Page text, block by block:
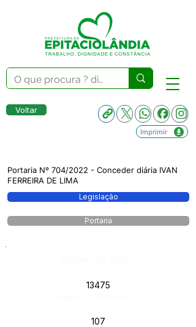
Voltar
Imprimir
Portaria Nº 704/2022 - Conceder diária IVAN
FERREIRA DE LIMA
Legislação
Portaria
13475
107